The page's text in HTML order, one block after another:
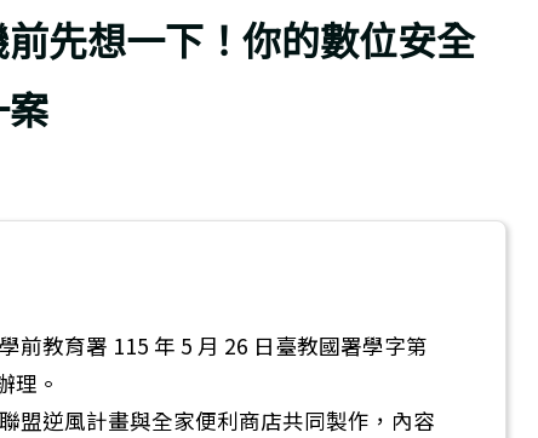
先想一下！你的數位安全
前教育署 115 年 5 月 26 日臺教國署學字第
理。
盟逆風計畫與全家便利商店共同製作，內容